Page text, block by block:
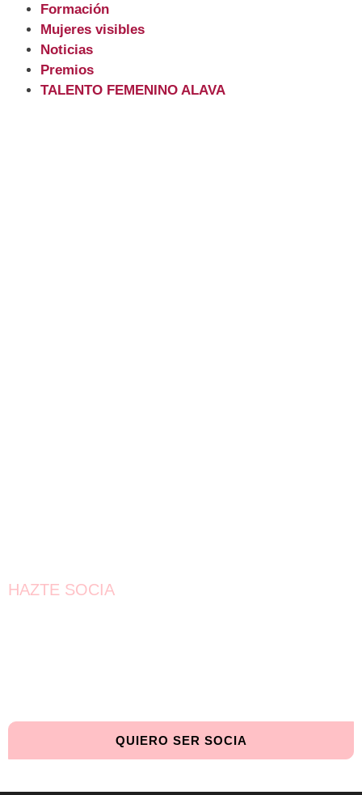
Formación
Mujeres visibles
Noticias
Premios
TALENTO FEMENINO ALAVA
HAZTE SOCIA
QUIERO SER SOCIA